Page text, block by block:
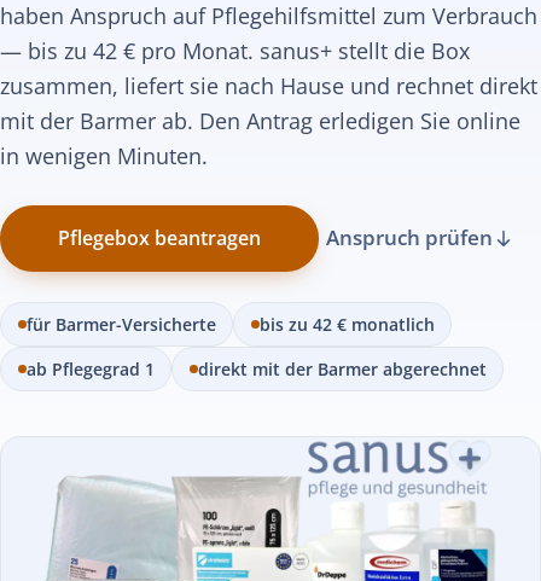
haben Anspruch auf Pflegehilfsmittel zum Verbrauch
— bis zu 42 € pro Monat. sanus+ stellt die Box
zusammen, liefert sie nach Hause und rechnet direkt
mit der Barmer ab. Den Antrag erledigen Sie online
in wenigen Minuten.
Pflegebox beantragen Anspruch prüfen
für Barmer-Versicherte
bis zu 42 € monatlich
ab Pflegegrad 1
direkt mit der Barmer abgerechnet